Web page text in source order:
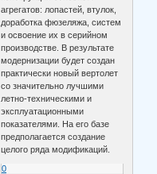
агрегатов: лопастей, втулок,
доработка фюзеляжа, систем
и освоение их в серийном
производстве. В результате
модернизации будет создан
практически новый вертолет
со значительно лучшими
летно-техническими и
эксплуатационными
показателями. На его базе
предполагается создание
целого ряда модификаций.
0